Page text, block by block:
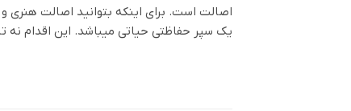
اصالت است. برای اینکه بتوانید اصالت هنری
یک سپر حفاظتی حیاتی میباشد. این اقدام نه